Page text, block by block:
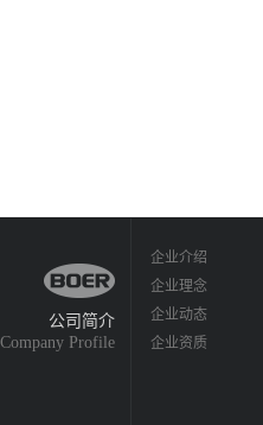
公司简介
Company Profile
企业介绍
企业理念
企业动态
企业资质